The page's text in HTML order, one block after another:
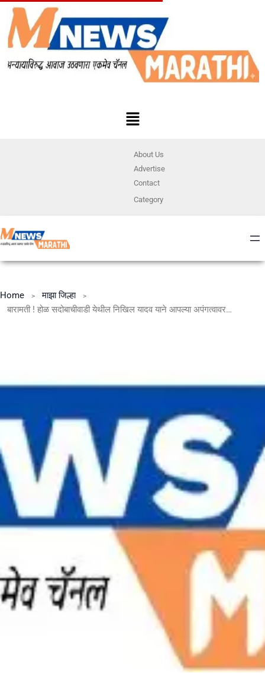
About Us
Advertise
Contact
Category
Home
माझा जिल्हा
बारामती ! होळ सदोबाचीवाडी येथील निखिल यादव याने आपल्या अपंगत्वावर मात करत दहावीत मिळवले ७२ टक्के गुण